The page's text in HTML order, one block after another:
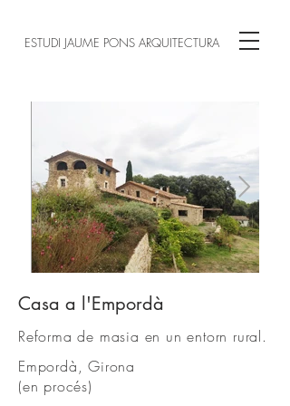
ESTUDI JAUME PONS ARQUITECTURA
-00.jpg
Casa a l'Empordà
Reforma de masia en un entorn rural.
Empordà, Girona
(en procés)